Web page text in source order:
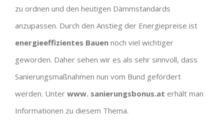
zu ordnen und den heutigen Dämmstandards
anzupassen. Durch den Anstieg der Energiepreise ist
energieeffizientes Bauen noch viel wichtiger
geworden. Daher sehen wir es als sehr sinnvoll, dass
Sanierungsmaßnahmen nun vom Bund gefördert
werden. Unter www. sanierungsbonus.at erhält man
Informationen zu diesem Thema.